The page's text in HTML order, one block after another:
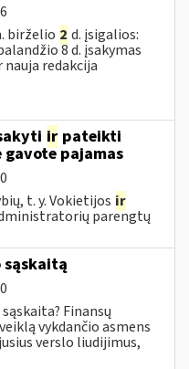
birželio 2 d. įsigalios:
8 d. įsakymas
redakcija
ir pateikti
pajamas
t. y. Vokietijos ir
parengtų
sąskaitą
Finansų
vykdančio asmens
verslo liudijimus,